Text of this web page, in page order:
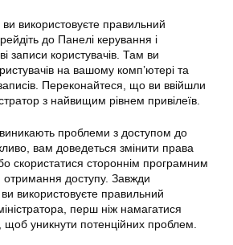
використовуєте правильний
до Панелі керування і
записи користувачів. Там ви
на вашому комп’ютері та
записів. Переконайтеся, що ви ввійшли
з найвищим рівнем привілеїв.
проблеми з доступом до
вам доведеться змінити права
скористатися стороннім програмним
доступу. Завжди
використовуєте правильний
перш ніж намагатися
щоб уникнути потенційних проблем.